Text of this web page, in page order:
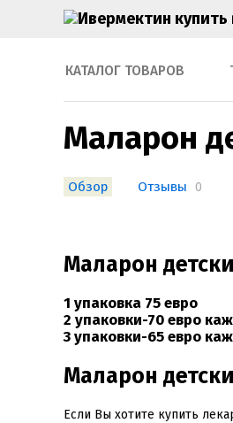
КАТАЛОГ ТОВАРОВ
Маларон
Обзор Отзывы 0
Маларон
1 упаковка 75 евро
2 упаковки-70 евро
3 упаковки-65 евро
Маларон
Если Вы хотите купить